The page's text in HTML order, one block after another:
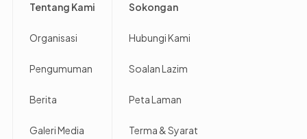
Tentang Kami
Organisasi
Pengumuman
Berita
Galeri Media
Sokongan
Hubungi Kami
Soalan Lazim
Peta Laman
Terma & Syarat